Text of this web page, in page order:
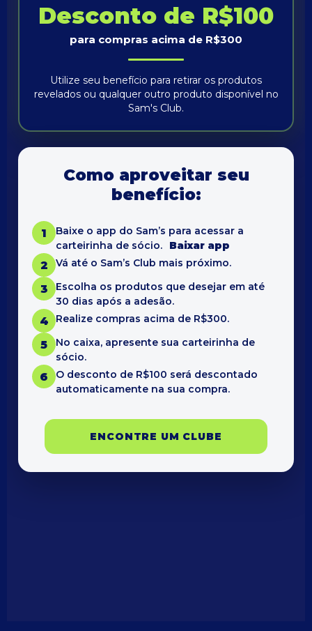
Desconto de R$100
para compras acima de R$300
Utilize seu benefício para retirar os produtos
revelados ou qualquer outro produto disponível no
Sam's Club.
Como aproveitar seu
benefício:
1
Baixe o app do Sam’s para acessar a
carteirinha de sócio.
Baixar app
2 Vá até o Sam’s Club mais próximo.
3
Escolha os produtos que desejar em até
30 dias após a adesão.
4 Realize compras acima de R$300.
5
No caixa, apresente sua carteirinha de
sócio.
6
O desconto de R$100 será descontado
automaticamente na sua compra.
ENCONTRE UM CLUBE